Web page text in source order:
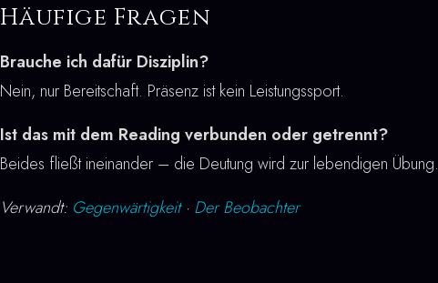
Häufige Fragen
Brauche ich dafür Disziplin?
Nein, nur Bereitschaft. Präsenz ist kein Leistungssport.
Ist das mit dem Reading verbunden oder getrennt?
Beides fließt ineinander – die Deutung wird zur lebendigen Übung.
Verwandt: Gegenwärtigkeit· Der Beobachter